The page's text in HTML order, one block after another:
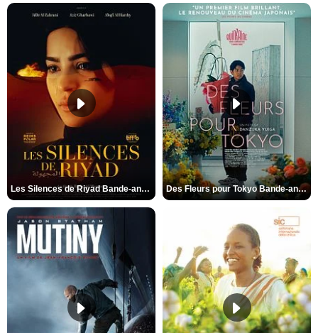
Les Silences de Riyad Bande-annonce VO STFR Des Fleurs pour Tokyo Bande-annonce VO STFR